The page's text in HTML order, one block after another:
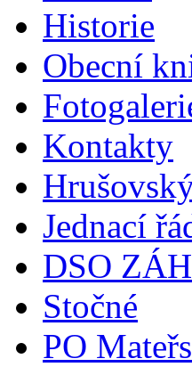
Historie
Obecní
Kontakty
Jednací
DSO
Stočné
PO